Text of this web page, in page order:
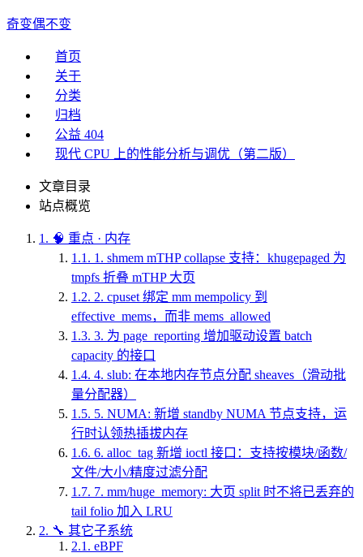
奇变偶不变
首页
关于
分类
归档
公益 404
现代 CPU 上的性能分析与调优（第二版）
文章目录
站点概览
1. 🧠 重点 · 内存
1.1. 1. shmem mTHP collapse 支持：khugepaged 为
tmpfs 折叠 mTHP 大页
1.2. 2. cpuset 绑定 mm mempolicy 到
effective_mems，而非 mems_allowed
1.3. 3. 为 page_reporting 增加驱动设置 batch
capacity 的接口
1.4. 4. slub: 在本地内存节点分配 sheaves（滑动批
量分配器）
1.5. 5. NUMA: 新增 standby NUMA 节点支持，运
行时认领热插拔内存
1.6. 6. alloc_tag 新增 ioctl 接口：支持按模块/函数/
文件/大小/精度过滤分配
1.7. 7. mm/huge_memory: 大页 split 时不将已丢弃的
tail folio 加入 LRU
2. 🔧 其它子系统
2.1. eBPF